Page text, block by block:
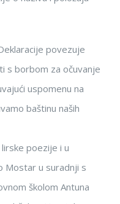
povezuje
s borbom za očuvanje
uspomenu na
baštinu naših
poezije i u
Mostar u suradnji s
školom Antuna